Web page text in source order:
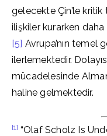
gelecekte Çin’le
ilişkiler kurarken
[5] Avrupa’nın temel
ilerlemektedir.
mücadelesinde
haline gelmektedir.
[1] “Olaf Scholz Is